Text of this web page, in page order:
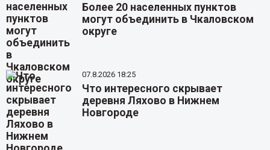
Более 20 населенных пунктов
могут объединить в Чкаловском
округе
07.8.2026 18:25
Что интересного скрывает
деревня Ляхово в Нижнем
Новгороде